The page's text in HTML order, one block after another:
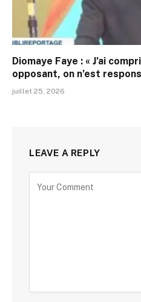
Diomaye Faye : « J’ai
opposant, on n’est
juillet 25, 2026
LEAVE A REPLY